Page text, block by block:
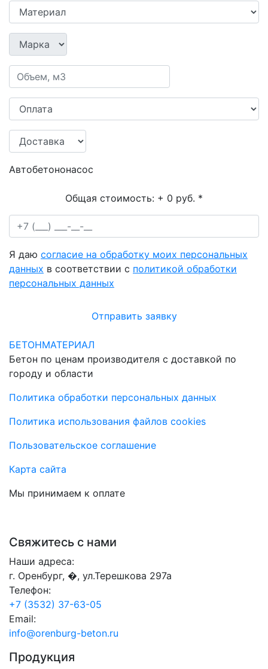
Автобетононасос
Общая стоимость: + 0 руб. *
Я даю согласие на обработку моих персональных
данных в соответствии с политикой обработки
персональных данных
Отправить заявку
БЕТОНМАТЕРИАЛ
Бетон по ценам производителя с доставкой по
городу и области
Политика обработки персональных данных
Политика использования файлов cookies
Пользовательское соглашение
Карта сайта
Мы принимаем к оплате
Свяжитесь с нами
Наши адреса:
г. Оренбург, �, ул.Терешкова 297а
Телефон:
+7 (3532) 37-63-05
Email:
info@orenburg-beton.ru
Продукция